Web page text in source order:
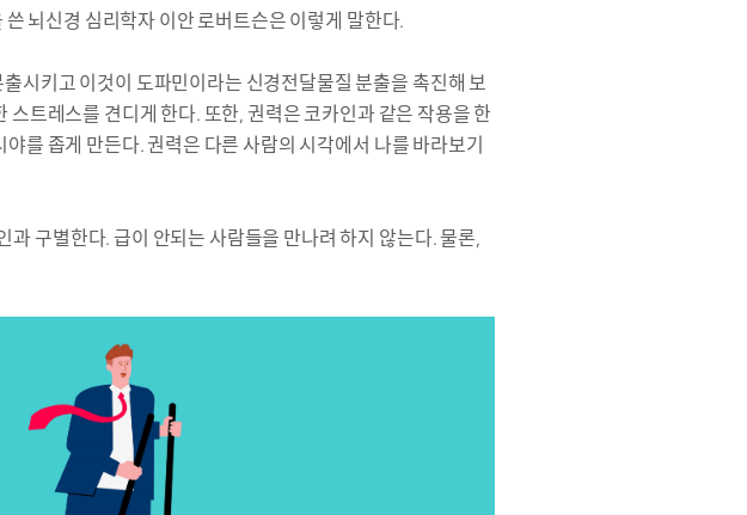
뇌신경 심리학자 이안 로버트슨은 이렇게 말한다.
시키고 이것이 도파민이라는 신경전달물질 분출을 촉진해 보
트레스를 견디게 한다. 또한, 권력은 코카인과 같은 작용을 한
를 좁게 만든다. 권력은 다른 사람의 시각에서 나를 바라보기
구별한다. 급이 안되는 사람들을 만나려 하지 않는다. 물론,